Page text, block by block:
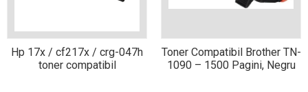
Hp 17x / cf217x / crg-047h
toner compatibil
Toner Compatibil Brother TN-
1090 – 1500 Pagini, Negru